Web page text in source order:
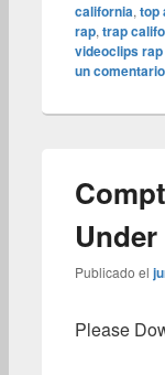
california, top
rap, trap
videoclips
un comentario
Under
Publicado el
Please